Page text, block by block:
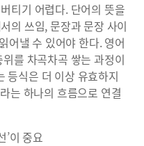
티기 어렵다. 단어의 뜻을
의 쓰임, 문장과 문장 사이
어낼 수 있어야 한다. 영어
를 차곡차곡 쌓는 과정이
등식은 더 이상 유효하지
는 하나의 흐름으로 연결
이 중요